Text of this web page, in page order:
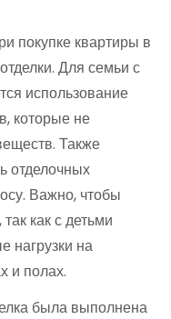
покупке квартиры в
Для семьи с
использование
которые не
Также
отделочных
Важно, чтобы
как с детьми
нагрузки на
и полах.
была выполнена